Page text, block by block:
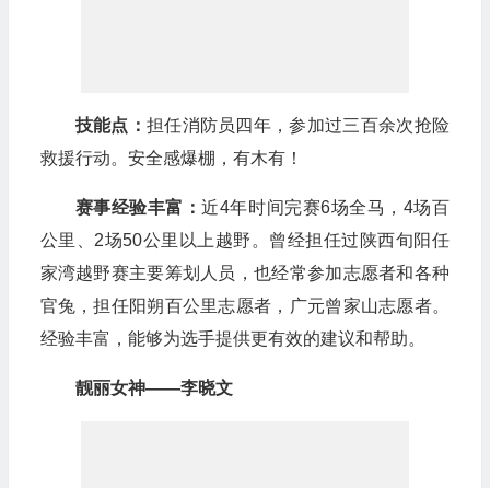
技能点： 担任消防员四年，参加过三百余次抢险
救援行动。安全感爆棚，有木有！
赛事经验丰富：近4年时间完赛6场全马，4场百
公里、2场50公里以上越野。曾经担任过陕西旬阳任
家湾越野赛主要筹划人员，也经常参加志愿者和各种
官兔，担任阳朔百公里志愿者，广元曾家山志愿者。
经验丰富，能够为选手提供更有效的建议和帮助。
靓丽女神——李晓文